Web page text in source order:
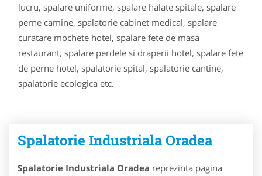
lucru, spalare uniforme, spalare halate spitale, spalare
perne camine, spalatorie cabinet medical, spalare
curatare mochete hotel, spalare fete de masa
restaurant, spalare perdele si draperii hotel, spalare fete
de perne hotel, spalatorie spital, spalatorie cantine,
spalatorie ecologica etc.
Spalatorie Industriala Oradea
Spalatorie Industriala Oradea reprezinta pagina